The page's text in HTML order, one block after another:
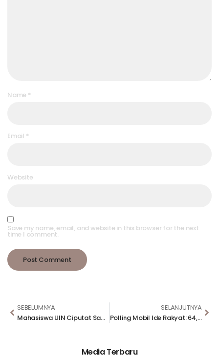
Name *
Email *
Website
Save my name, email, and website in this browser for the next
time I comment.
SEBELUMNYA
Mahasiswa UIN Ciputat Sampaikan Pandangan Atas Isu Politik Nasional Lewat Mobil Ide Rakyat
SELANJUTNYA
Polling Mobil Ide Rakyat: 64,1 Persen Responden Minta DPR Perlu Lanjutkan Hak Angket
Media Terbaru